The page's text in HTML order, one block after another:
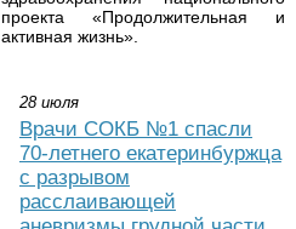
проекта «Продолжительная и
активная жизнь».
28 июля
Врачи СОКБ №1 спасли
70-летнего екатеринбуржца
с разрывом
расслаивающей